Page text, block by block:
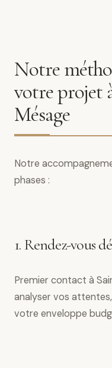
Notre
votre projet
Mésage
Notre
phases :
1. Rendez-vous
Premier contact à
analyser vos
votre enveloppe